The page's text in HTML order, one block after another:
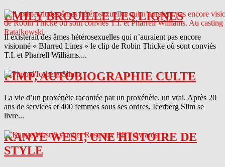
EMILY BROUILLE LES LIGNES
Il existerait des âmes hétérosexuelles qui n’auraient pas encore
visionné « Blurred Lines » le clip de Robin Thicke où sont conviés
T.I. et Pharrell Williams....
PIMP, AUTOBIOGRAPHIE CULTE
La vie d’un proxénète racontée par un proxénète, un vrai. Après 20
ans de services et 400 femmes sous ses ordres, Icerberg Slim se
livre...
KANYE WEST, UNE HISTOIRE DE
STYLE